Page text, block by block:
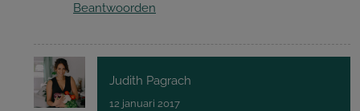
Beantwoorden
Judith Pagrach
12 januari 2017